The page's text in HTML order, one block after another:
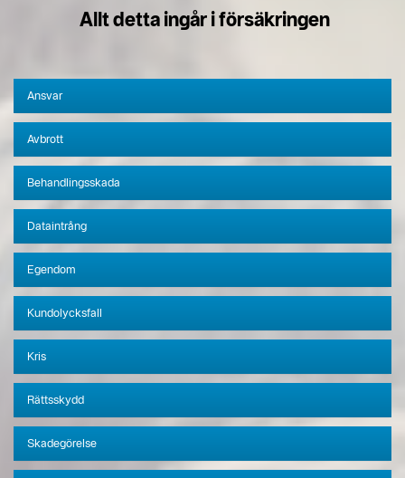
Allt detta ingår i försäkringen
Ansvar
Avbrott
Behandlingsskada
Dataintrång
Egendom
Kundolycksfall
Kris
Rättsskydd
Skadegörelse